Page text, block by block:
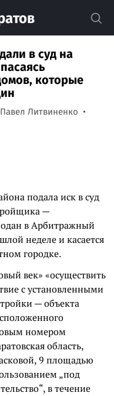
в суд на
которые
Павел Литвиненко
подала иск в суд
—
в Арбитражный
неделе и касается
городке.
век» «осуществить
с установленными
— объекта
номером
область,
9 площадью
„под
в течение